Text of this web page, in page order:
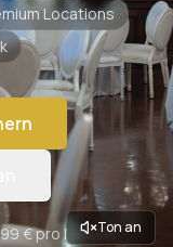
Ton an
Locations
€ pro Person